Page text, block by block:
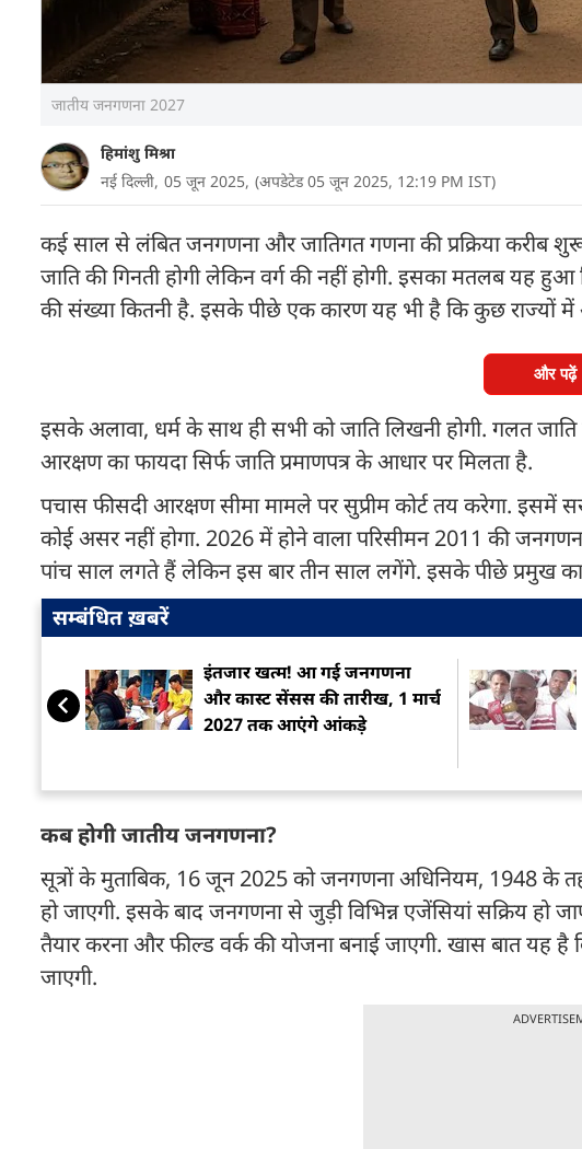
जातीय जनगणना 2027
हिमांशु मिश्रा
नई दिल्ली, 05 जून 2025, (अपडेटेड 05 जून 2025, 12:19 PM IST)
कई साल से लंबित जनगणना और जातिगत गणना की प्रक्रिया करीब
जाति की गिनती होगी लेकिन वर्ग की नहीं होगी. इसका मतलब
की संख्या कितनी है. इसके पीछे एक कारण यह भी है कि कुछ राज्यों में
और पढ़ें
इसके अलावा, धर्म के साथ ही सभी को जाति लिखनी होगी. गलत
आरक्षण का फायदा सिर्फ जाति प्रमाणपत्र के आधार पर मिलता है.
पचास फीसदी आरक्षण सीमा मामले पर सुप्रीम कोर्ट तय करेगा. इसमें
कोई असर नहीं होगा. 2026 में होने वाला परिसीमन 2011 की
पांच साल लगते हैं लेकिन इस बार तीन साल लगेंगे. इसके पीछे प्रमुख
सम्बंधित ख़बरें
इंतजार खत्म! आ गई जनगणना
और कास्ट सेंसस की तारीख, 1 मार्च
2027 तक आएंगे आंकड़े
कब होगी जातीय जनगणना?
सूत्रों के मुताबिक, 16 जून 2025 को जनगणना अधिनियम, 1948 के
हो जाएगी. इसके बाद जनगणना से जुड़ी विभिन्न एजेंसियां सक्रिय हो
तैयार करना और फील्ड वर्क की योजना बनाई जाएगी. खास बात यह
जाएगी.